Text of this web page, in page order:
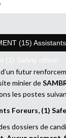
(15)
(1) Safety officer
futur
minier de
les postes
Foreurs, (1)
dossiers de